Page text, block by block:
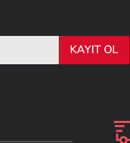
KAYIT OL